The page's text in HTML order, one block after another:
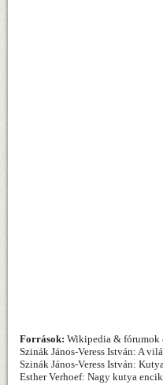
Források: Wikipedia & fórumok
Szinák János-Veress István: A
Szinák János-Veress István:
Esther Verhoef: Nagy kutya